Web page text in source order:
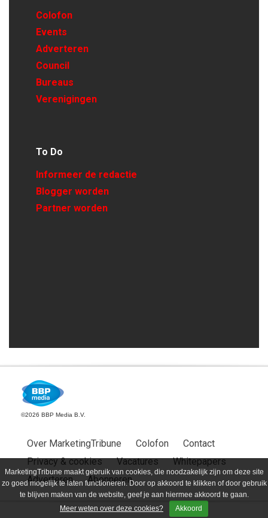
MarketingTribune maakt gebruik van cookies, die noodzakelijk zijn om deze site
zo goed mogelijk te laten functioneren. Door op akkoord te klikken of door gebruik
te blijven maken van de website, geef je aan hiermee akkoord te gaan.
Meer weten over deze cookies?
Akkoord
Colofon
Events
Adverteren
Council
Bureaus
Verenigingen
To Do
Informeer de redactie
Blogger worden
Partner worden
©2026 BBP Media B.V.
Over MarketingTribune Colofon
Contact
Privacy & cookies
Vacatures
Whitepapers
Adverteren
Abonneren